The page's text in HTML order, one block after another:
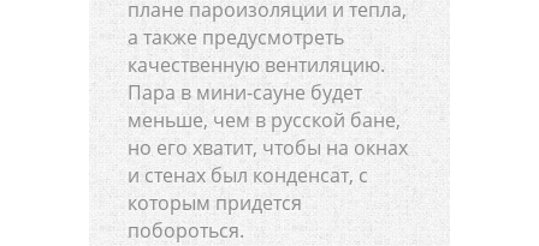
плане пароизоляции и тепла,
а также предусмотреть
качественную вентиляцию.
Пара в мини-сауне будет
меньше, чем в русской бане,
но его хватит, чтобы на окнах
и стенах был конденсат, с
которым придется
побороться.